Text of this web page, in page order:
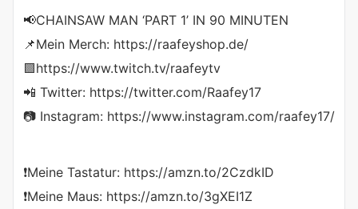
📢CHAINSAW MAN ‘PART 1’ IN 90 MINUTEN
📌Mein Merch: https://raafeyshop.de/
🟪https://www.twitch.tv/raafeytv
📲 Twitter: https://twitter.com/Raafey17
📷 Instagram: https://www.instagram.com/raafey17/
❗️Meine Tastatur: https://amzn.to/2CzdkID
❗️Meine Maus: https://amzn.to/3gXEI1Z